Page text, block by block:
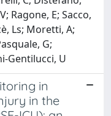
Ragone, E; Sacco,
Ls; Moretti, A;
G;
Gentilucci, U
in
in the